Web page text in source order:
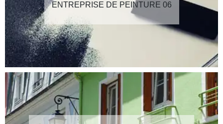
ENTREPRISE DE PEINTURE 06